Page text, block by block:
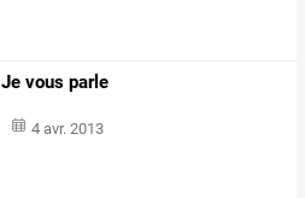
Je vous parle
4 avr. 2013